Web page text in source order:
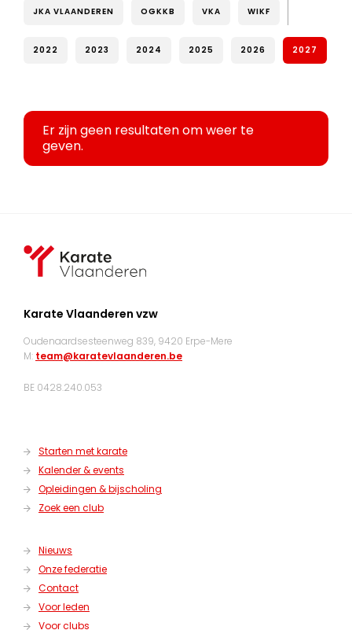
JKA VLAANDEREN OGKKB VKA WIKF
2022 2023 2024 2025 2026 2027
Er zijn geen resultaten om weer te
geven.
Karate Vlaanderen vzw
Oudenaardsesteenweg 839, 9420 Erpe-Mere
M: team@karatevlaanderen.be
BE 0428.240.053
Starten met karate
Kalender & events
Opleidingen & bijscholing
Zoek een club
Nieuws
Onze federatie
Contact
Voor leden
Voor clubs